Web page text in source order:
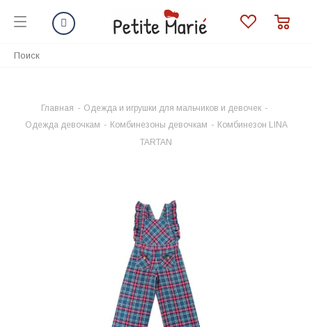
Главная - Одежда и игрушки для мальчиков и девочек -
Одежда девочкам - Комбинезоны девочкам - Комбинезон LINA
TARTAN